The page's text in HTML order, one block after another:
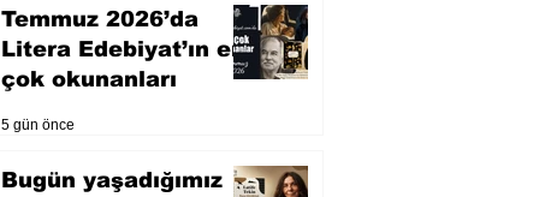
Temmuz 2026’da
Litera Edebiyat’ın en
çok okunanları
5 gün önce
Bugün yaşadığımız